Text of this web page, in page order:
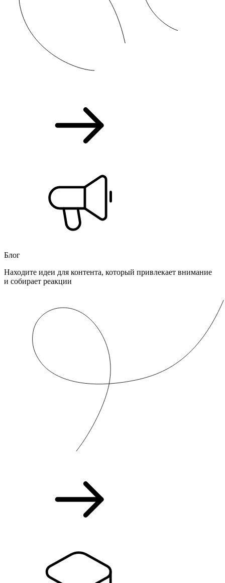
Блог
Находите идеи для контента, который привлекает внимание
и собирает реакции